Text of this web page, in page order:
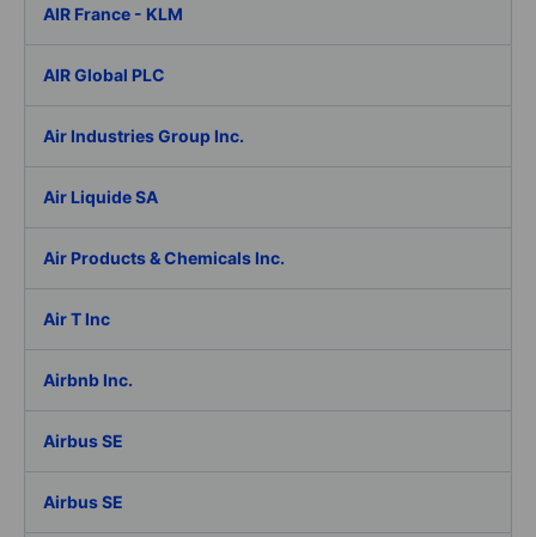
AIR France - KLM
AIR Global PLC
Air Industries Group Inc.
Air Liquide SA
Air Products & Chemicals Inc.
Air T Inc
Airbnb Inc.
Airbus SE
Airbus SE